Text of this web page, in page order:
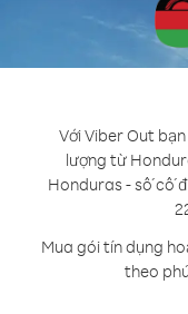
Với Viber Out
lượng từ
Honduras - số cố
Mua gói tín dụng
theo